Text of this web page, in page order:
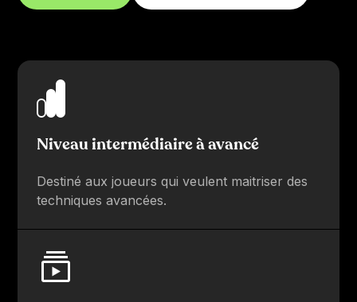
Niveau intermédiaire à avancé
Destiné aux joueurs qui veulent maitriser des
techniques avancées.